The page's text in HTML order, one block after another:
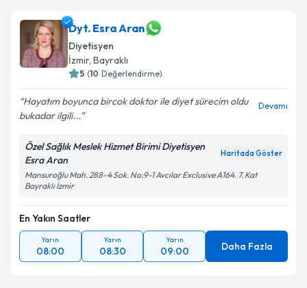
Dyt. Esra Aran
Diyetisyen
İzmir, Bayraklı
5 (10 Değerlendirme)
Hayatım boyunca bircok doktor ile diyet sürecim oldu
bukadar ilgili...
Devamı
Özel Sağlık Meslek Hizmet Birimi Diyetisyen
Esra Aran
Haritada Göster
Mansuroğlu Mah. 288-4 Sok. No:9-1 Avcılar Exclusive A164. 7. Kat
Bayraklı İzmir
En Yakın Saatler
Yarın
08:00
Yarın
08:30
Yarın
09:00 Daha Fazla